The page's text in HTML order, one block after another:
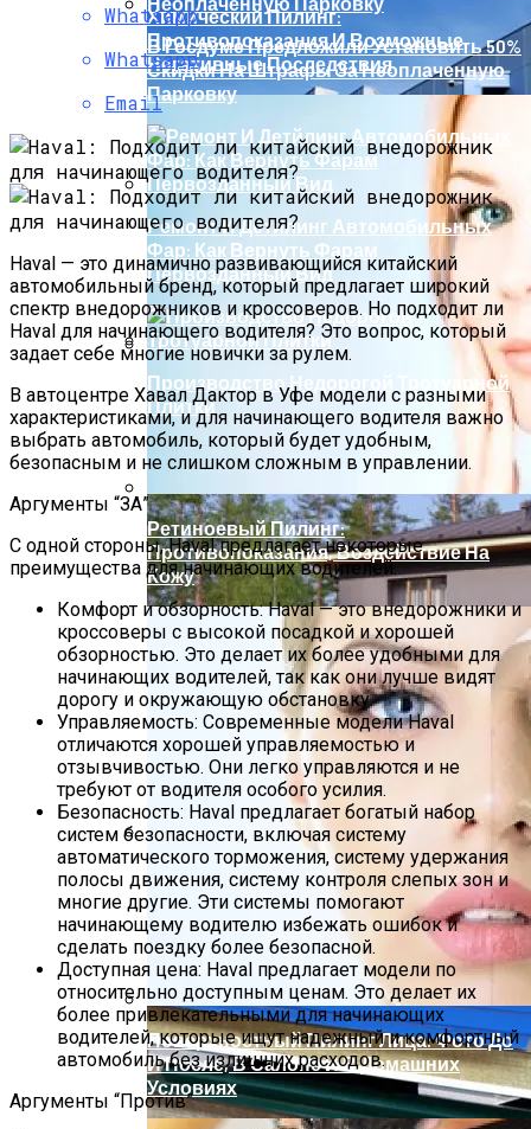
Что Такое Алюминиевые Фасадные
Панели И Их Особенности
Современное Строительство Дома
Под Ключ: От Мечты До Реалии
Химический Пилинг:
Противопоказания И Возможные
Негативные Последствия
Ретиноевый Пилинг:
Противопоказания, Воздействие На
Кожу
Поверхностный Пилинг Лица: Фото До
И После, В Салоне И В Домашних
Условиях
В Госдуме Предложили Установить 50%
Скидки На Штрафы За Неоплаченную
Парковку
Ремонт И Детйлинг Автомобильных
Фар: Как Вернуть Фарам
Первозданный Вид
Производство Недорогой Тротуарной
Плитки
Whatsapp
Whatsapp
Email
Haval — это динамично развивающийся китайский
автомобильный бренд, который предлагает широкий
спектр внедорожников и кроссоверов. Но подходит ли
Haval для начинающего водителя? Это вопрос, который
задает себе многие новички за рулем.
В автоцентре Хавал Дактор в Уфе модели с разными
характеристиками, и для начинающего водителя важно
выбрать автомобиль, который будет удобным,
безопасным и не слишком сложным в управлении.
Аргументы “ЗА”
С одной стороны, Haval предлагает некоторые
преимущества для начинающих водителей:
Комфорт и обзорность: Haval — это внедорожники и
кроссоверы с высокой посадкой и хорошей
обзорностью. Это делает их более удобными для
начинающих водителей, так как они лучше видят
дорогу и окружающую обстановку.
Управляемость: Современные модели Haval
отличаются хорошей управляемостью и
отзывчивостью. Они легко управляются и не
требуют от водителя особого усилия.
Безопасность: Haval предлагает богатый набор
систем безопасности, включая систему
автоматического торможения, систему удержания
полосы движения, систему контроля слепых зон и
многие другие. Эти системы помогают
начинающему водителю избежать ошибок и
сделать поездку более безопасной.
Доступная цена: Haval предлагает модели по
относительно доступным ценам. Это делает их
более привлекательными для начинающих
водителей, которые ищут надежный и комфортный
автомобиль без излишних расходов.
Аргументы “Против”